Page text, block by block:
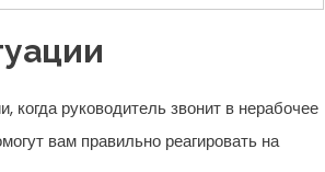
руководитель звонит в нерабочее
вам правильно реагировать на